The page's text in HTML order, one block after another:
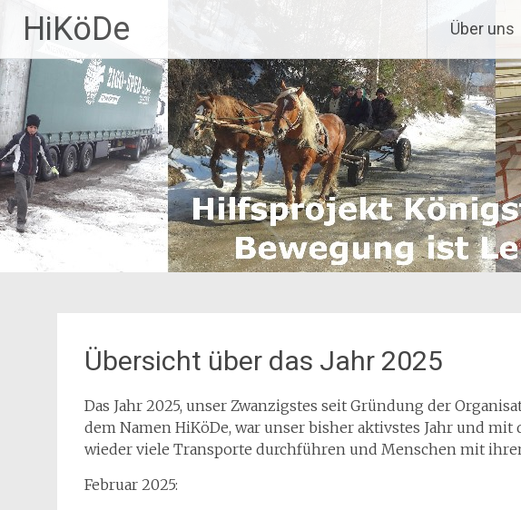
Inhalt
springen
HiKöDe Über uns
Übersicht über das Jahr 2025
Das Jahr 2025, unser Zwanzigstes seit Gründung der
dem Namen HiKöDe, war unser bisher aktivstes Jahr und
wieder viele Transporte durchführen und Menschen mit
Februar 2025: